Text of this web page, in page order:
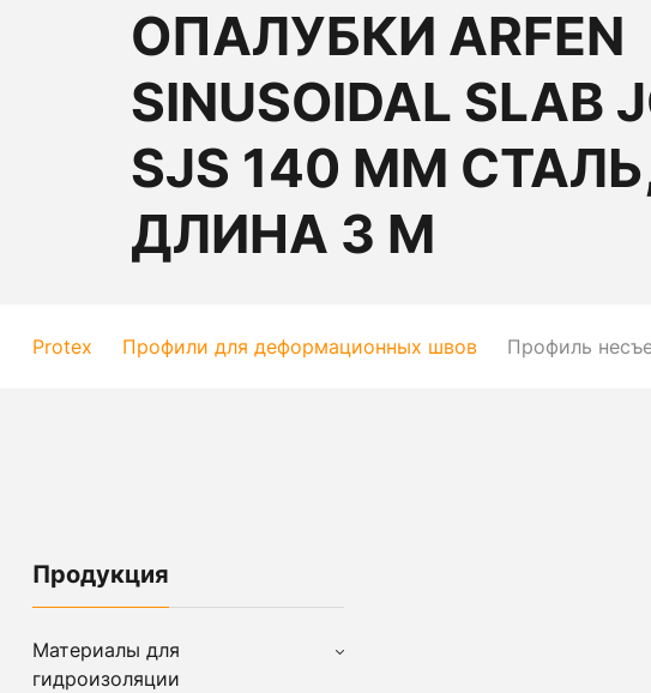
ОПАЛУБКИ ARFEN
SINUSOIDAL SLAB
SJS 140 ММ
ДЛИНА 3 М
Protex Профили для деформационных швов Профиль
Продукция
Материалы для
гидроизоляции